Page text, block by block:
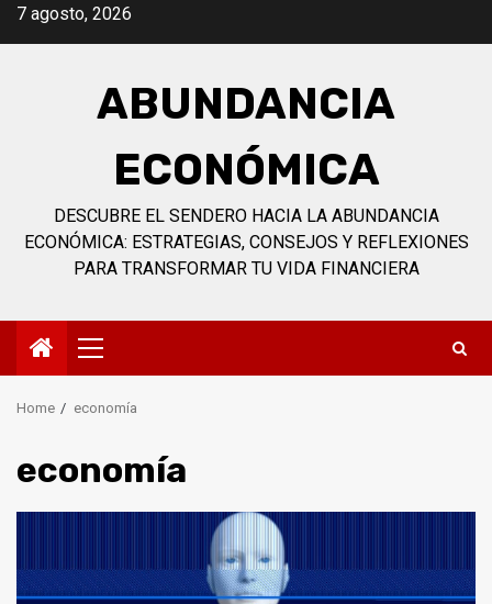
Skip7 agosto, 2026
ABUNDANCIA
ECONÓMICA
DESCUBRE EL SENDERO HACIA LA ABUNDANCIA
ECONÓMICA: ESTRATEGIAS, CONSEJOS Y REFLEXIONES
PARA TRANSFORMAR TU VIDA FINANCIERA
Primary
Menu
Home economía
economía